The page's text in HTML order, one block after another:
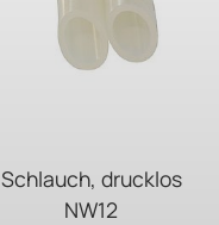
Schlauch, drucklos
NW12